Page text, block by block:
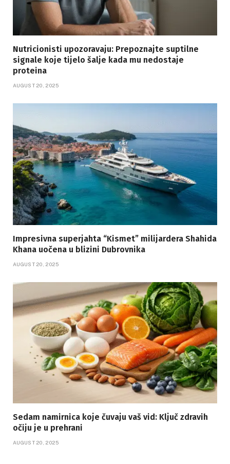
Nutricionisti upozoravaju: Prepoznajte suptilne
signale koje tijelo šalje kada mu nedostaje
proteina
AUGUST 20, 2025
Impresivna superjahta “Kismet” milijardera Shahida
Khana uočena u blizini Dubrovnika
AUGUST 20, 2025
Sedam namirnica koje čuvaju vaš vid: Ključ zdravih
očiju je u prehrani
AUGUST 20, 2025